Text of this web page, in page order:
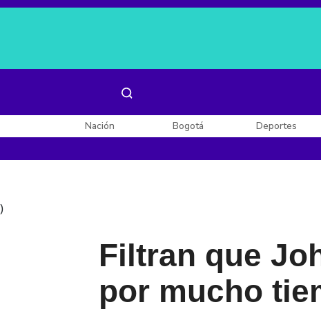
Nación Bogotá Deportes
)
Filtran que
por mucho